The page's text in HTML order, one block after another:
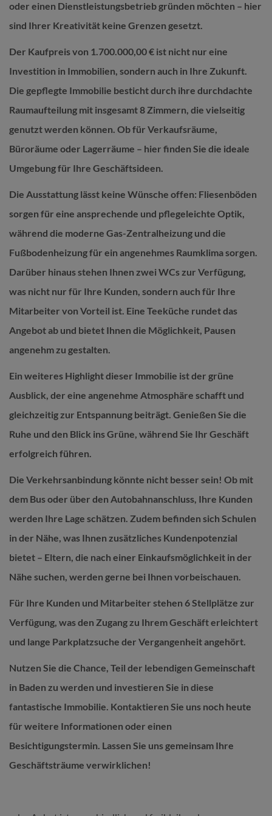
oder einen Dienstleistungsbetrieb gründen möchten – hier
sind Ihrer Kreativität keine Grenzen gesetzt.
Der Kaufpreis von 1.700.000,00 € ist nicht nur eine
Investition in Immobilien, sondern auch in Ihre Zukunft.
Die gepflegte Immobilie besticht durch ihre durchdachte
Raumaufteilung mit insgesamt 8 Zimmern, die vielseitig
genutzt werden können. Ob für Verkaufsräume,
Büroräume oder Lagerräume – hier finden Sie die ideale
Umgebung für Ihre Geschäftsideen.
Die Ausstattung lässt keine Wünsche offen: Fliesenböden
sorgen für eine ansprechende und pflegeleichte Optik,
während die moderne Gas-Zentralheizung und die
Fußbodenheizung für ein angenehmes Raumklima sorgen.
Darüber hinaus stehen Ihnen zwei WCs zur Verfügung,
was nicht nur für Ihre Kunden, sondern auch für Ihre
Mitarbeiter von Vorteil ist. Eine Teeküche rundet das
Angebot ab und bietet Ihnen die Möglichkeit, Pausen
angenehm zu gestalten.
Ein weiteres Highlight dieser Immobilie ist der grüne
Ausblick, der eine angenehme Atmosphäre schafft und
gleichzeitig zur Entspannung beiträgt. Genießen Sie die
Ruhe und den Blick ins Grüne, während Sie Ihr Geschäft
erfolgreich führen.
Die Verkehrsanbindung könnte nicht besser sein! Ob mit
dem Bus oder über den Autobahnanschluss, Ihre Kunden
werden Ihre Lage schätzen. Zudem befinden sich Schulen
in der Nähe, was Ihnen zusätzliches Kundenpotenzial
bietet – Eltern, die nach einer Einkaufsmöglichkeit in der
Nähe suchen, werden gerne bei Ihnen vorbeischauen.
Für Ihre Kunden und Mitarbeiter stehen 6 Stellplätze zur
Verfügung, was den Zugang zu Ihrem Geschäft erleichtert
und lange Parkplatzsuche der Vergangenheit angehört.
Nutzen Sie die Chance, Teil der lebendigen Gemeinschaft
in Baden zu werden und investieren Sie in diese
fantastische Immobilie. Kontaktieren Sie uns noch heute
für weitere Informationen oder einen
Besichtigungstermin. Lassen Sie uns gemeinsam Ihre
Geschäftsträume verwirklichen!